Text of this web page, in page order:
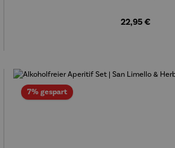
Regulärer Preis:
22,95 €
7% gespartRabatt